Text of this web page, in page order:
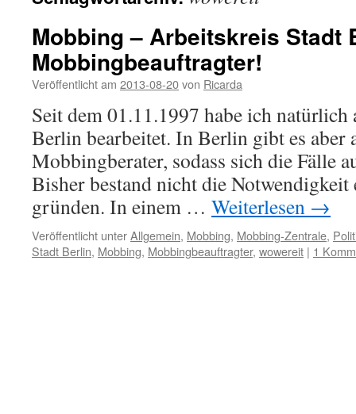
Mobbing – Arbeitskreis Stadt
Mobbingbeauftragter!
Veröffentlicht am 2013-08-20von Ricarda
Seit dem 01.11.1997 habe ich natürlich
Berlin bearbeitet. In Berlin gibt es aber
Mobbingberater, sodass sich die Fälle
Bisher bestand nicht die
gründen. In einem … Weiterlesen →
Veröffentlicht unterAllgemein, Mobbing, Mobbing-Zentrale,
Stadt Berlin, Mobbing, Mobbingbeauftragter, wowereit | 1